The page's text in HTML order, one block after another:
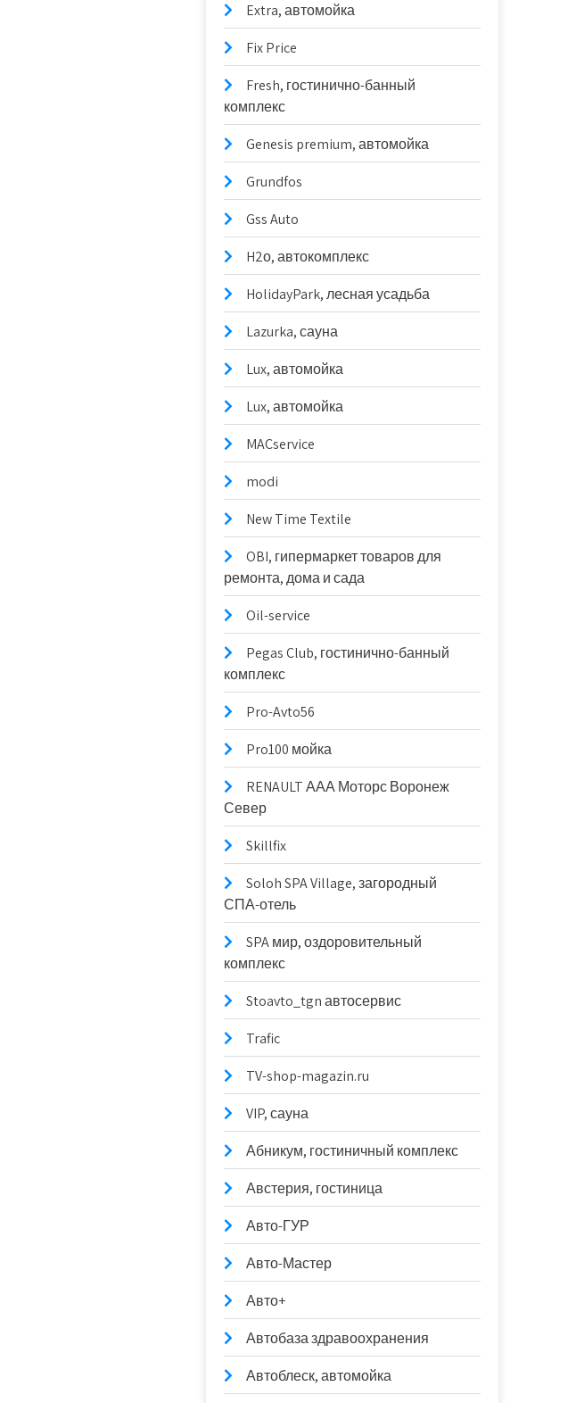
Extra, автомойка
Fix Price
Fresh, гостинично-банный
комплекс
Genesis premium, автомойка
Grundfos
Gss Auto
H2о, автокомплекс
HolidayPark, лесная усадьба
Lazurka, сауна
Lux, автомойка
Lux, автомойка
MACservice
modi
New Time Textile
OBI, гипермаркет товаров для
ремонта, дома и сада
Oil-service
Pegas Club, гостинично-банный
комплекс
Pro-Avto56
Pro100 мойка
RENAULT ААА Моторс Воронеж
Север
Skillfix
Soloh SPA Village, загородный
СПА-отель
SPA мир, оздоровительный
комплекс
Stoavto_tgn автосервис
Trafic
TV-shop-magazin.ru
VIP, сауна
Абникум, гостиничный комплекс
Австерия, гостиница
Авто-ГУР
Авто-Мастер
Авто+
Автобаза здравоохранения
Автоблеск, автомойка